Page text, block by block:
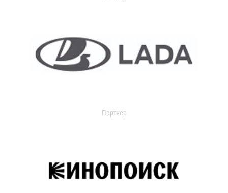
Партнер